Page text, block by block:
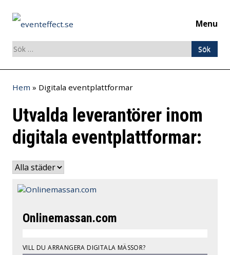
Menu
Sök
efter:
Skip
content
Hem » Digitala eventplattformar
Utvalda leverantörer inom
digitala eventplattformar:
Onlinemassan.com
VILL DU ARRANGERA DIGITALA MÄSSOR?